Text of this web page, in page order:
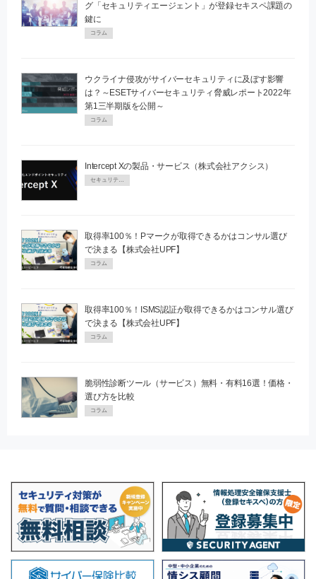
グ「セキュリティエージェント」が登録セキスペ課題の
鍵に
コラム
ウクライナ侵攻がサイバーセキュリティに及ぼす影響
は？～ESETサイバーセキュリティ脅威レポート2022年
第1三半期版を公開～
コラム
Intercept Xの製品・サービス（株式会社アクシス）
セキュリティPR
取得率100％！Pマークが取得できるかはコンサル選び
で決まる【株式会社UPF】
コラム
取得率100％！ISMS認証が取得できるかはコンサル選び
で決まる【株式会社UPF】
コラム
脆弱性診断ツール（サービス）無料・有料16選！価格・
選び方を比較
コラム